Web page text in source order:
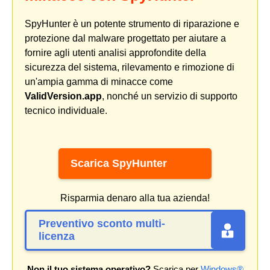
SpyHunter è un potente strumento di riparazione e
protezione dal malware progettato per aiutare a
fornire agli utenti analisi approfondite della
sicurezza del sistema, rilevamento e rimozione di
un'ampia gamma di minacce come
ValidVersion.app, nonché un servizio di supporto
tecnico individuale.
Scarica SpyHunter
Risparmia denaro alla tua azienda!
Preventivo sconto multi-
licenza